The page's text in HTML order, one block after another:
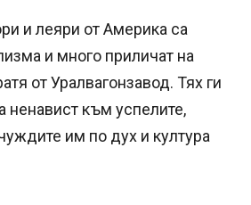
и леяри от Америка са
и много приличат на
от Уралвагонзавод. Тях ги
ненавист към успелите,
им по дух и култура